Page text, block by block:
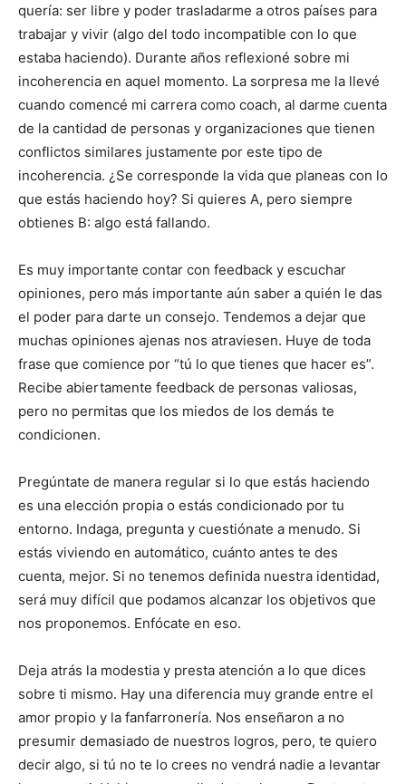
quería: ser libre y poder trasladarme a otros países para
trabajar y vivir (algo del todo incompatible con lo que
estaba haciendo). Durante años reflexioné sobre mi
incoherencia en aquel momento. La sorpresa me la llevé
cuando comencé mi carrera como coach, al darme cuenta
de la cantidad de personas y organizaciones que tienen
conflictos similares justamente por este tipo de
incoherencia. ¿Se corresponde la vida que planeas con lo
que estás haciendo hoy? Si quieres A, pero siempre
obtienes B: algo está fallando.
Es muy importante contar con feedback y escuchar
opiniones, pero más importante aún saber a quién le das
el poder para darte un consejo. Tendemos a dejar que
muchas opiniones ajenas nos atraviesen. Huye de toda
frase que comience por “tú lo que tienes que hacer es”.
Recibe abiertamente feedback de personas valiosas,
pero no permitas que los miedos de los demás te
condicionen.
Pregúntate de manera regular si lo que estás haciendo
es una elección propia o estás condicionado por tu
entorno. Indaga, pregunta y cuestiónate a menudo. Si
estás viviendo en automático, cuánto antes te des
cuenta, mejor. Si no tenemos definida nuestra identidad,
será muy difícil que podamos alcanzar los objetivos que
nos proponemos. Enfócate en eso.
Deja atrás la modestia y presta atención a lo que dices
sobre ti mismo. Hay una diferencia muy grande entre el
amor propio y la fanfarronería. Nos enseñaron a no
presumir demasiado de nuestros logros, pero, te quiero
decir algo, si tú no te lo crees no vendrá nadie a levantar